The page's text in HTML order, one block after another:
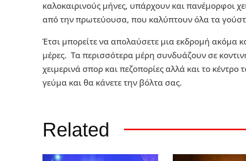
καλοκαιρινούς μήνες, υπάρχουν και πανέμορφοι
από την πρωτεύουσα, που καλύπτουν όλα τα
Έτσι μπορείτε να απολαύσετε μια εκδρομή ακόμα
μέρες. Τα περισσότερα μέρη συνδυάζουν σε
χειμερινά σπορ και πεζοπορίες αλλά και το
γεύμα και θα κάνετε την βόλτα σας.
Related